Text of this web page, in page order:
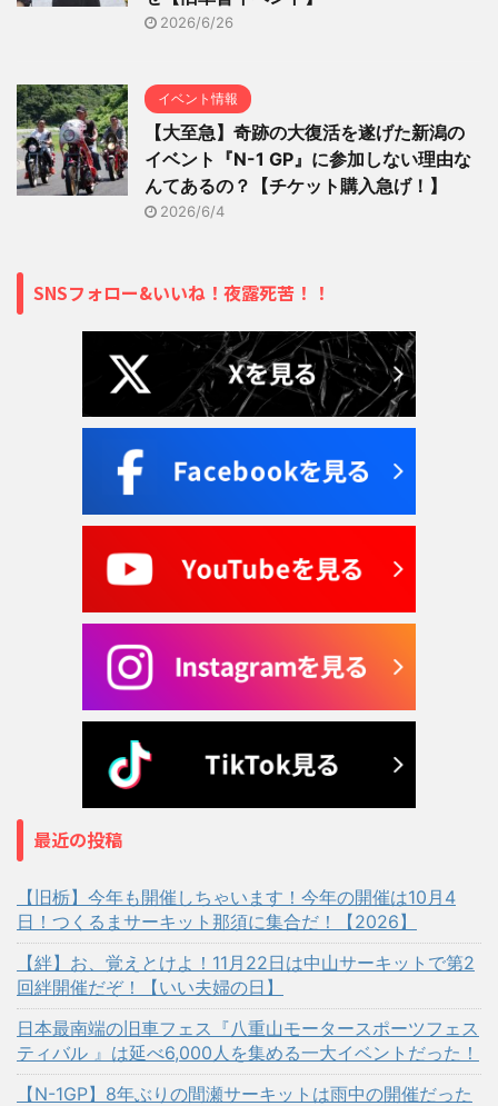
2026/6/26
イベント情報
【大至急】奇跡の大復活を遂げた新潟の
イベント『N-1 GP』に参加しない理由な
んてあるの？【チケット購入急げ！】
2026/6/4
SNSフォロー&いいね！夜露死苦！！
最近の投稿
【旧栃】今年も開催しちゃいます！今年の開催は10月4
日！つくるまサーキット那須に集合だ！【2026】
【絆】お、覚えとけよ！11月22日は中山サーキットで第2
回絆開催だぞ！【いい夫婦の日】
日本最南端の旧車フェス『八重山モータースポーツフェス
ティバル 』は延べ6,000人を集める一大イベントだった！
【N-1GP】8年ぶりの間瀬サーキットは雨中の開催だった